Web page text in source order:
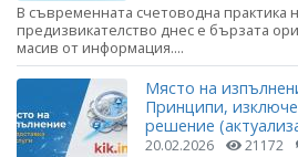
В съвременната счетоводна практика
предизвикателство днес е бързата
масив от информация....
Място на
Принципи,
решение
20.02.2026 21172